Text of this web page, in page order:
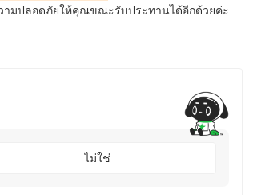
ามปลอดภัยให้คุณขณะรับประทานได้อีกด้วยค่ะ
ไม่ใช่